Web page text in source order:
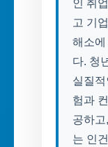
인 취
고 기
해소에
다. 청
실질
험과
공하고
는 인